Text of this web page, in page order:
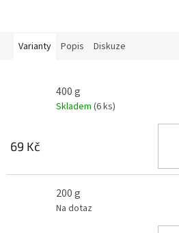
Varianty Popis Diskuze
400 g
Skladem (6 ks)
69 Kč
200 g
Na dotaz